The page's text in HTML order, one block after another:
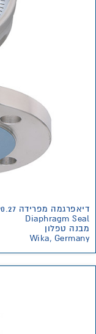
דיאפרגמה מפרידה 990.27
Diaphragm Seal
מבנה טפלון
Wika, Germany